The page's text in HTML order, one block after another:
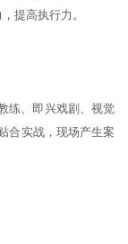
提高执行力。
练、即兴戏剧、视觉
合实战，现场产生案